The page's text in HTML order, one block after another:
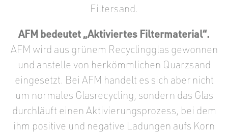
Filtersand.
AFM bedeutet „Aktiviertes Filtermaterial“.
AFM wird aus grünem Recyclingglas gewonnen
und anstelle von herkömmlichen Quarzsand
eingesetzt. Bei AFM handelt es sich aber nicht
um normales Glasrecycling, sondern das Glas
durchläuft einen Aktivierungsprozess, bei dem
ihm positive und negative Ladungen aufs Korn